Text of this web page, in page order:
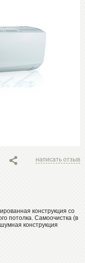
написать отзыв
конструкция со
потолка. Самоочистка (в
конструкция